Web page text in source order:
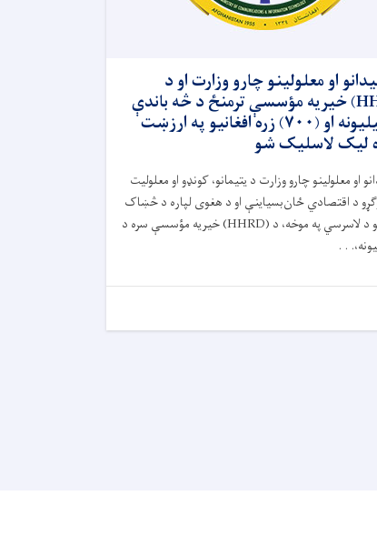
او معلولینو چارو وزارت او د
(HHRD) خیریه مؤسسې ترمنځ د څه باندې
(۳) میلیونه او (۷۰۰) زره افغانیو په ارزښت
لیک لاسلیک شو
او معلولینو چارو وزارت د یتیمانو، کونډو او معلولیت
د اقتصادي ځان‌بسیاینې او د هغوی لپاره د څښاک
د لاسرسي په موخه، د (HHRD) خیریه مؤسسې سره د
. .